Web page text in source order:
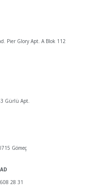
Pier Glory Apt. A Blok 112
Gürlü Apt.
Gömeç
28 31